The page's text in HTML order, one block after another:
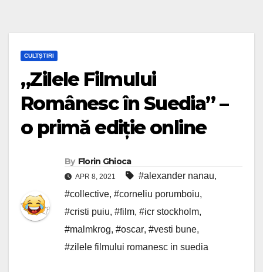
CULTȘTIRI
„Zilele Filmului
Românesc în Suedia” –
o primă ediție online
By Florin Ghioca
APR 8, 2021 #alexander nanau,
#collective, #corneliu porumboiu,
#cristi puiu, #film, #icr stockholm,
#malmkrog, #oscar, #vesti bune,
#zilele filmului romanesc in suedia